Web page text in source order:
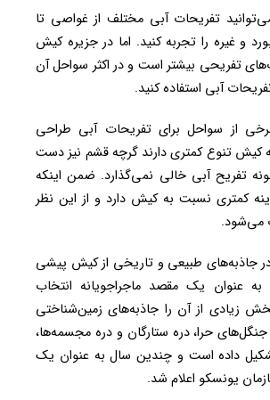
تفریحات آبی مختلف از غواصی تا
و غیره را تجربه کنید. اما در جزیره کیش
تفریحی بیشتر است و در اکثر سواحل آن
آبی استفاده کنید.
از سواحل برای تفریحات آبی طراحی
کیش تنوع کمتری دارند گرچه قشم نیز دست
تفریح آبی خالی نمی‌گذارد. ضمن اینکه
کمتری نسبت به کیش دارد و از این نظر
می‌شود.
جاذبه‌های طبیعی و تاریخی از کیش پیشی
به عنوان یک مقصد ماجراجویانه انتخاب
زیادی از آن را جاذبه‌های زمین‌شناختی
حرا، دره ستارگان و دره مجسمه‌ها،
داده است و چندین سال به عنوان یک
یونسکو اعلام شد.